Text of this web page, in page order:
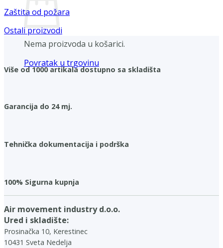
Nema proizvoda u košarici.
Povratak u trgovinu
Zaštita od požara
Ostali proizvodi
Više od 1000 artikala dostupno sa skladišta
Garancija do 24 mj.
Tehnička dokumentacija i podrška
100% Sigurna kupnja
Air movement industry d.o.o.
Ured i skladište:
Prosinačka 10, Kerestinec
10431 Sveta Nedelja